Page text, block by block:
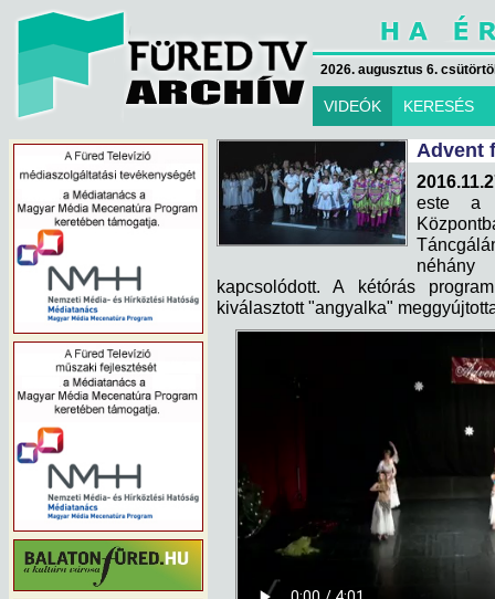
2026. augusztus 6.
VIDEÓK KERESÉS
Advent
este a
kapcsolódott. A kétórás
kiválasztott "angyalka"